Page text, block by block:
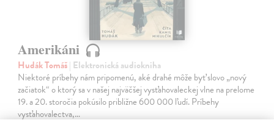
Amerikáni
Hudák Tomáš| Elektronická audiokniha
Niektoré príbehy nám pripomenú, aké drahé môže byť slovo „nový
začiatok“ o ktorý sa v našej najväčšej vysťahovaleckej vlne na prelome
19. a 20. storočia pokúsilo približne 600 000 ľudí. Príbehy
vysťahovalectva,…